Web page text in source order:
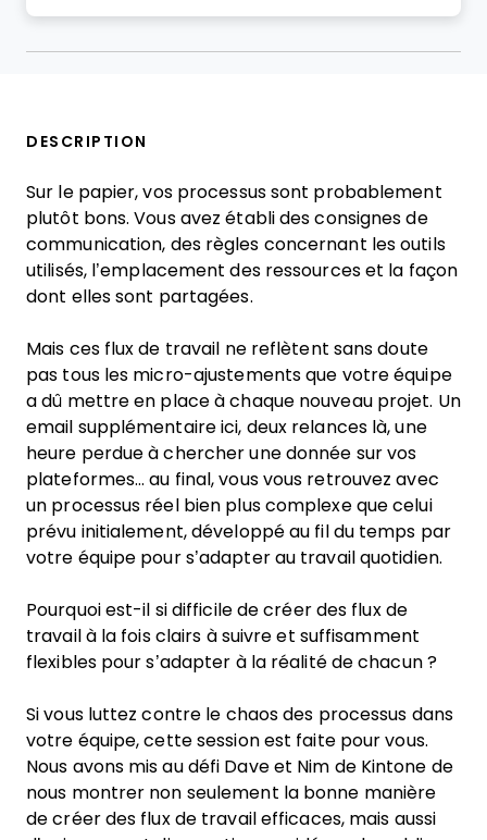
DESCRIPTION
Sur le papier, vos processus sont probablement
plutôt bons. Vous avez établi des consignes de
communication, des règles concernant les outils
utilisés, l’emplacement des ressources et la façon
dont elles sont partagées.
Mais ces flux de travail ne reflètent sans doute
pas tous les micro-ajustements que votre équipe
a dû mettre en place à chaque nouveau projet. Un
email supplémentaire ici, deux relances là, une
heure perdue à chercher une donnée sur vos
plateformes… au final, vous vous retrouvez avec
un processus réel bien plus complexe que celui
prévu initialement, développé au fil du temps par
votre équipe pour s’adapter au travail quotidien.
Pourquoi est-il si difficile de créer des flux de
travail à la fois clairs à suivre et suffisamment
flexibles pour s’adapter à la réalité de chacun ?
Si vous luttez contre le chaos des processus dans
votre équipe, cette session est faite pour vous.
Nous avons mis au défi Dave et Nim de Kintone de
nous montrer non seulement la bonne manière
de créer des flux de travail efficaces, mais aussi